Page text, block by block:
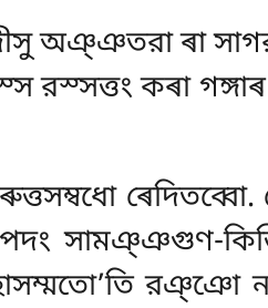
অঞ্ঞতরা ৰা
রস্সত্তং কৰা
সামঞ্ঞগুণ-